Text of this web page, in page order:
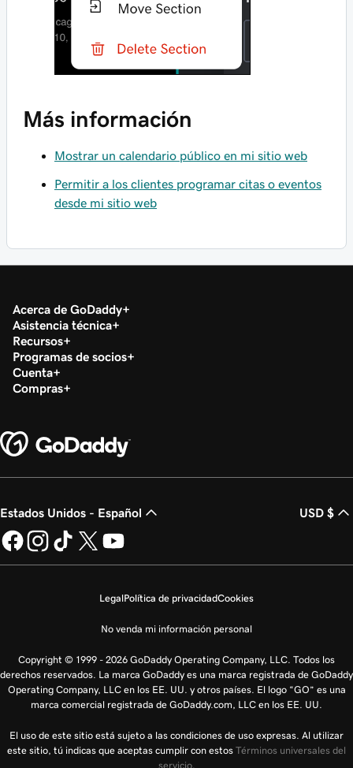
Más información
Mostrar un calendario público en mi sitio web
Permitir a los clientes programar citas o eventos
desde mi sitio web
Acerca de GoDaddy
Asistencia técnica
Recursos
Programas de socios
Cuenta
Compras
Estados Unidos - Español USD $
LegalPolítica de privacidadCookies
No venda mi información personal
Copyright © 1999 - 2026 GoDaddy Operating Company, LLC. Todos los
derechos reservados. La marca GoDaddy es una marca registrada de GoDaddy
Operating Company, LLC en los EE. UU. y otros países. El logo “GO” es una
marca comercial registrada de GoDaddy.com, LLC en los EE. UU.
El uso de este sitio está sujeto a las condiciones de uso expresas. Al utilizar
este sitio, tú indicas que aceptas cumplir con estos Términos universales del
servicio.